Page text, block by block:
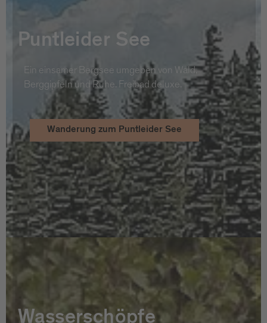
Puntleider See
Ein einsamer Bergsee umgeben von Wald,
Berggipfeln und Ruhe. Freibad deluxe.
Wanderung zum Puntleider See